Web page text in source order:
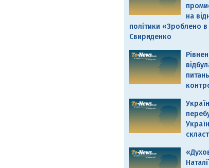
на
політики «Зроблено
Свириденко